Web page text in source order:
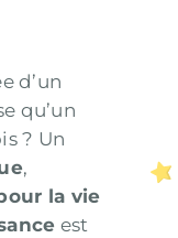
d’un
qu’un
? Un
,
la vie
est